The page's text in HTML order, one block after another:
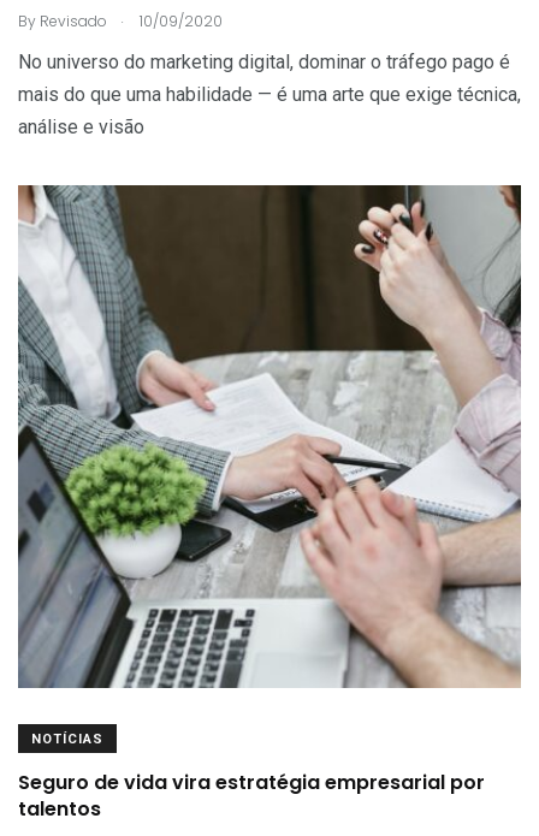
By Revisado . 10/09/2020
No universo do marketing digital, dominar o tráfego pago é
mais do que uma habilidade — é uma arte que exige técnica,
análise e visão
NOTÍCIAS
Seguro de vida vira estratégia empresarial por
talentos